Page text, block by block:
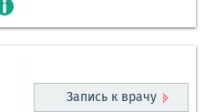
Запись к врачу